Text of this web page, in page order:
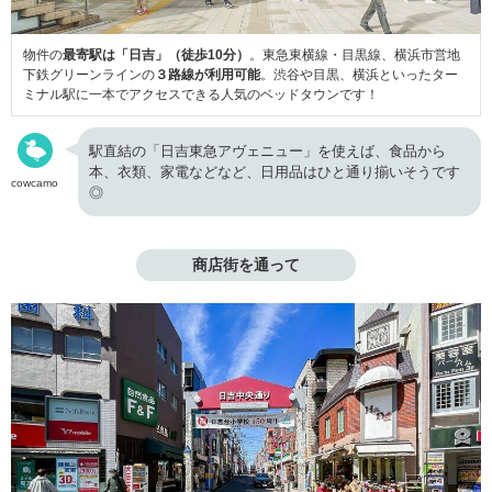
物件の最寄駅は「日吉」（徒歩10分） 。東急東横線・目黒線、横浜市営地
下鉄グリーンラインの ３路線が利用可能。渋谷や目黒、横浜といったター
ミナル駅に一本でアクセスできる人気のベッドタウンです！
cowcamo
駅直結の「日吉東急アヴェニュー」を使えば、食品から
本、衣類、家電などなど、日用品はひと通り揃いそうです
◎
商店街を通って